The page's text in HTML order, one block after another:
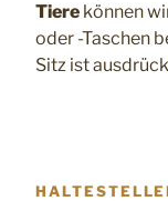
Tiere können
oder -Taschen
Sitz ist